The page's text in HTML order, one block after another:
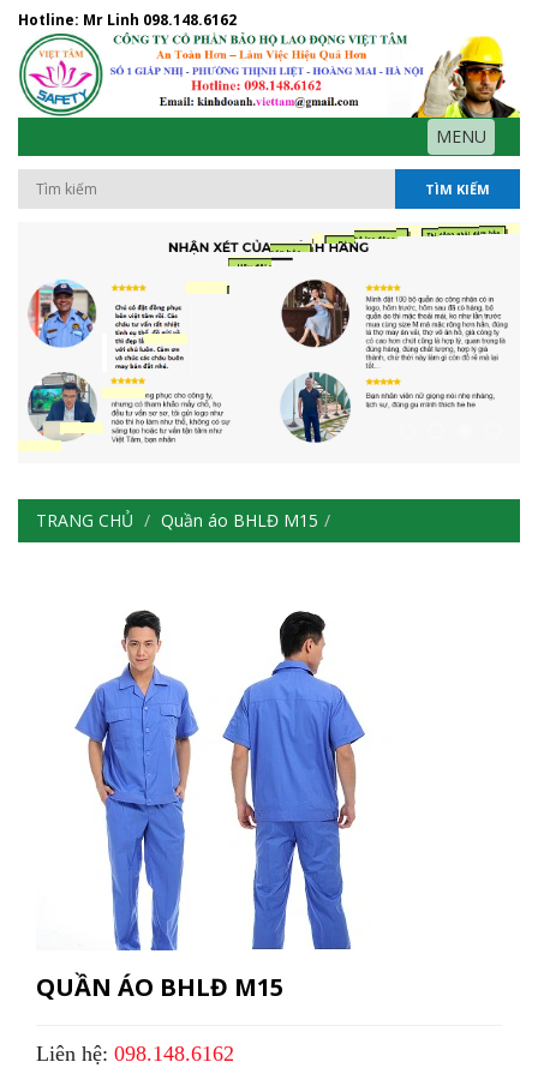
Hotline: Mr Linh 098.148.6162
MENU
TÌM KIẾM
TRANG CHỦ Quần áo BHLĐ M15
QUẦN ÁO BHLĐ M15
Liên hệ: 098.148.6162